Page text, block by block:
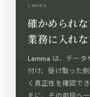
Lemma
確かめられな
業務に入れな
Lemma は、データ
付け、受け取った
く真正性を確認で